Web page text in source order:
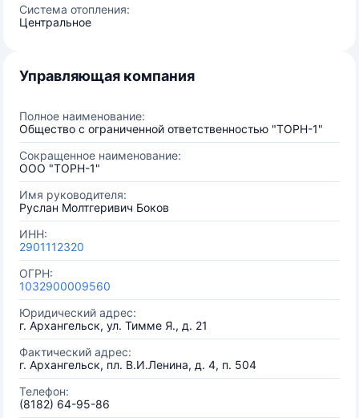
Система отопления:
Центральное
Управляющая компания
Полное наименование:
Общество с ограниченной ответственностью "ТОРН-1"
Сокращенное наименование:
ООО "ТОРН-1"
Имя руководителя:
Руслан Молтгеривич Боков
ИНН:
2901112320
ОГРН:
1032900009560
Юридический адрес:
г. Архангельск, ул. Тимме Я., д. 21
Фактический адрес:
г. Архангельск, пл. В.И.Ленина, д. 4, п. 504
Телефон:
(8182) 64-95-86